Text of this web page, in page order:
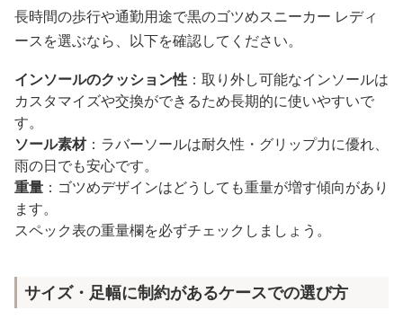
長時間の歩行や通勤用途で黒のゴツめスニーカー レディ
ースを選ぶなら、以下を確認してください。
インソールのクッション性 ：取り外し可能なインソールは
カスタマイズや交換ができるため長期的に使いやすいで
す。
ソール素材：ラバーソールは耐久性・グリップ力に優れ、
雨の日でも安心です。
重量 ：ゴツめデザインはどうしても重量が増す傾向があり
ます。
スペック表の重量欄を必ずチェックしましょう。
サイズ・足幅に制約があるケースでの選び方